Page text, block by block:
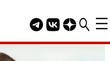
Telegram канал
Группа HELLO
Канал